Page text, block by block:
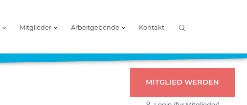
Mitglieder Arbeitgebende Kontakt
MITGLIED WERDEN